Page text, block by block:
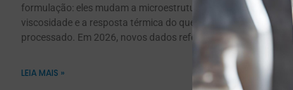
formulação: eles mudam a microestrutura, a
viscosidade e a resposta térmica do queijo
processado. Em 2026, novos dados reforçaram
LEIA MAIS »